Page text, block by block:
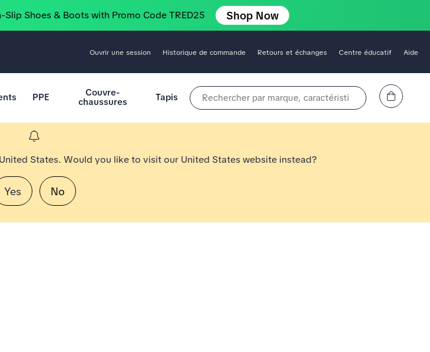
Slip Shoes & Boots with Promo Code TRED25 Shop Now
Ouvrir une session Historique de commande Retours et échanges Centre éducatif Aide
PPE
Couvre-
chaussures
Tapis Rechercher par marque, caractéristique, style, couleur, etc. Affichez le panier
States. Would you like to visit our United States website instead?
Yes No